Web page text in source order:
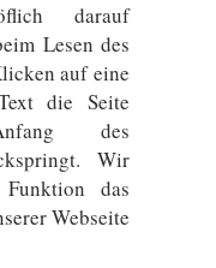
darauf
Lesen des
auf eine
die Seite
des
Wir
das
Webseite